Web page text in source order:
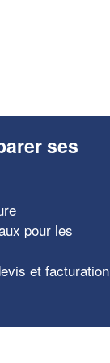
ses
pour les
et facturation